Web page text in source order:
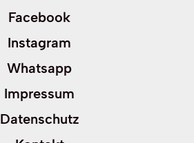
Facebook
Instagram
Whatsapp
Impressum
Datenschutz